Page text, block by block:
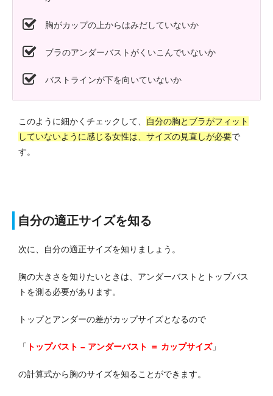
胸がカップの上からはみだしていないか
ブラのアンダーバストがくいこんでいないか
バストラインが下を向いていないか
このように細かくチェックして、
自分の胸とブラがフィット
していないように感じる女性は、サイズの見直しが必要で
す。
自分の適正サイズを知る
次に、自分の適正サイズを知りましょう。
胸の大きさを知りたいときは、アンダーバストとトップバス
トを測る必要があります。
トップとアンダーの差がカップサイズとなるので
「 トップバスト – アンダーバスト ＝ カップサイズ」
の計算式から胸のサイズを知ることができます。